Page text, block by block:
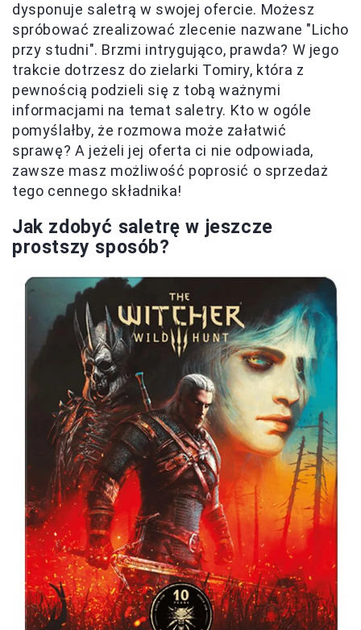
dysponuje saletrą w swojej ofercie. Możesz
spróbować zrealizować zlecenie nazwane "Licho
przy studni". Brzmi intrygująco, prawda? W jego
trakcie dotrzesz do zielarki Tomiry, która z
pewnością podzieli się z tobą ważnymi
informacjami na temat saletry. Kto w ogóle
pomyślałby, że rozmowa może załatwić
sprawę? A jeżeli jej oferta ci nie odpowiada,
zawsze masz możliwość poprosić o sprzedaż
tego cennego składnika!
Jak zdobyć saletrę w jeszcze
prostszy sposób?